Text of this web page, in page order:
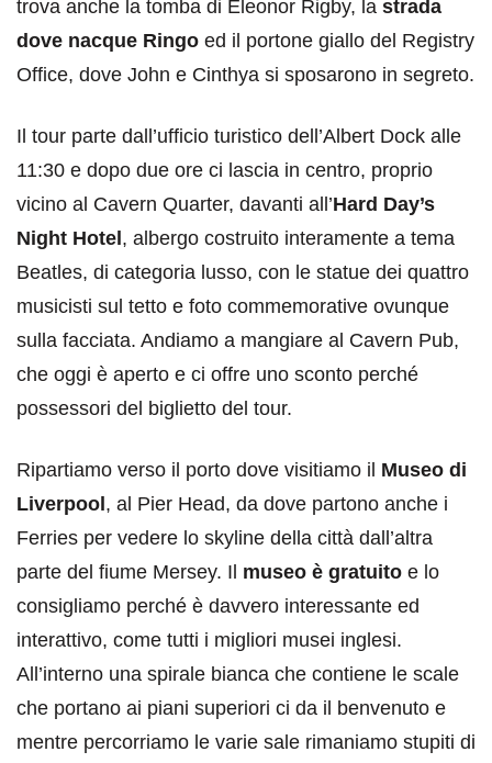
trova anche la tomba di Eleonor Rigby, la strada
dove nacque Ringo ed il portone giallo del Registry
Office, dove John e Cinthya si sposarono in segreto.
Il tour parte dall’ufficio turistico dell’Albert Dock alle
11:30 e dopo due ore ci lascia in centro, proprio
vicino al Cavern Quarter, davanti all’Hard Day’s
Night Hotel, albergo costruito interamente a tema
Beatles, di categoria lusso, con le statue dei quattro
musicisti sul tetto e foto commemorative ovunque
sulla facciata. Andiamo a mangiare al Cavern Pub,
che oggi è aperto e ci offre uno sconto perché
possessori del biglietto del tour.
Ripartiamo verso il porto dove visitiamo il Museo di
Liverpool, al Pier Head, da dove partono anche i
Ferries per vedere lo skyline della città dall’altra
parte del fiume Mersey. Il museo è gratuito e lo
consigliamo perché è davvero interessante ed
interattivo, come tutti i migliori musei inglesi.
All’interno una spirale bianca che contiene le scale
che portano ai piani superiori ci da il benvenuto e
mentre percorriamo le varie sale rimaniamo stupiti di